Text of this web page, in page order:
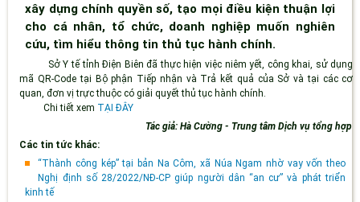
xây dựng chính quyền số, tạo mọi điều kiện thuận lợi
cho cá nhân, tổ chức, doanh nghiệp muốn nghiên
cứu, tìm hiểu thông tin thủ tục hành chính.
Sở Y tế tỉnh Điện Biên đã thực hiện việc niêm yết, công khai, sử dụng
mã QR-Code tại Bộ phận Tiếp nhận và Trả kết quả của Sở và tại các cơ
quan, đơn vị trực thuộc có giải quyết thủ tục hành chính.
Chi tiết xem TẠI ĐÂY
Tác giả: Hà Cường - Trung tâm Dịch vụ tổng hợp
Các tin tức khác:
“Thành công kép” tại bản Na Côm, xã Núa Ngam nhờ vay vốn theo
Nghị định số 28/2022/NĐ-CP giúp người dân “an cư” và phát triển
kinh tế